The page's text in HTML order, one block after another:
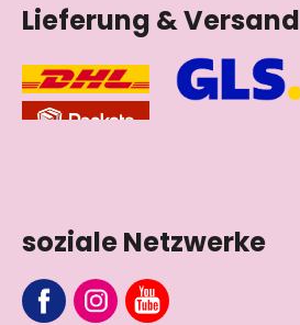
Lieferung & Versand
soziale Netzwerke